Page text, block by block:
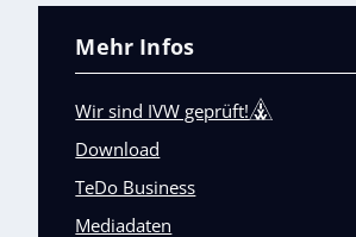
Mehr Infos
Wir sind IVW geprüft!
Download
TeDo Business
Mediadaten